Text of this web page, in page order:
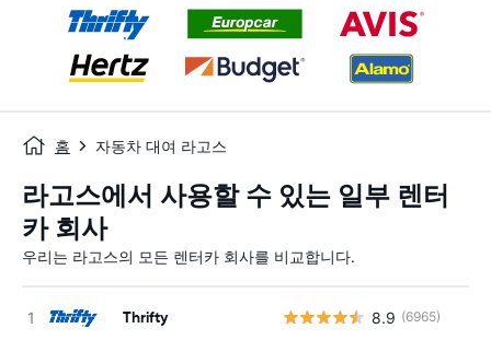
홈 자동차 대여 라고스
라고스에서 사용할 수 있는 일부 렌터
카 회사
우리는 라고스의 모든 렌터카 회사를 비교합니다.
Thrifty 8.9 (6965)